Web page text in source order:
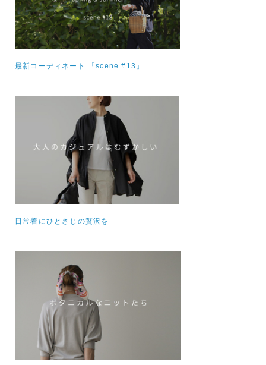
最新コーディネート 「scene #13」
日常着にひとさじの贅沢を